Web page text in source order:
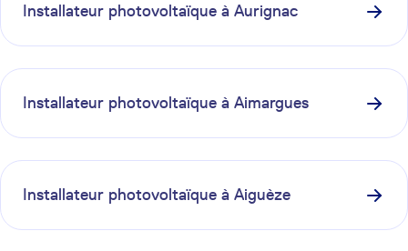
Installateur photovoltaïque à Aurignac
Installateur photovoltaïque à Aimargues
Installateur photovoltaïque à Aiguèze